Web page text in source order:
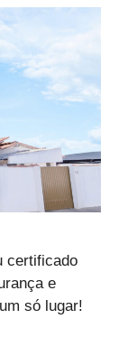
certificado
e
só lugar!